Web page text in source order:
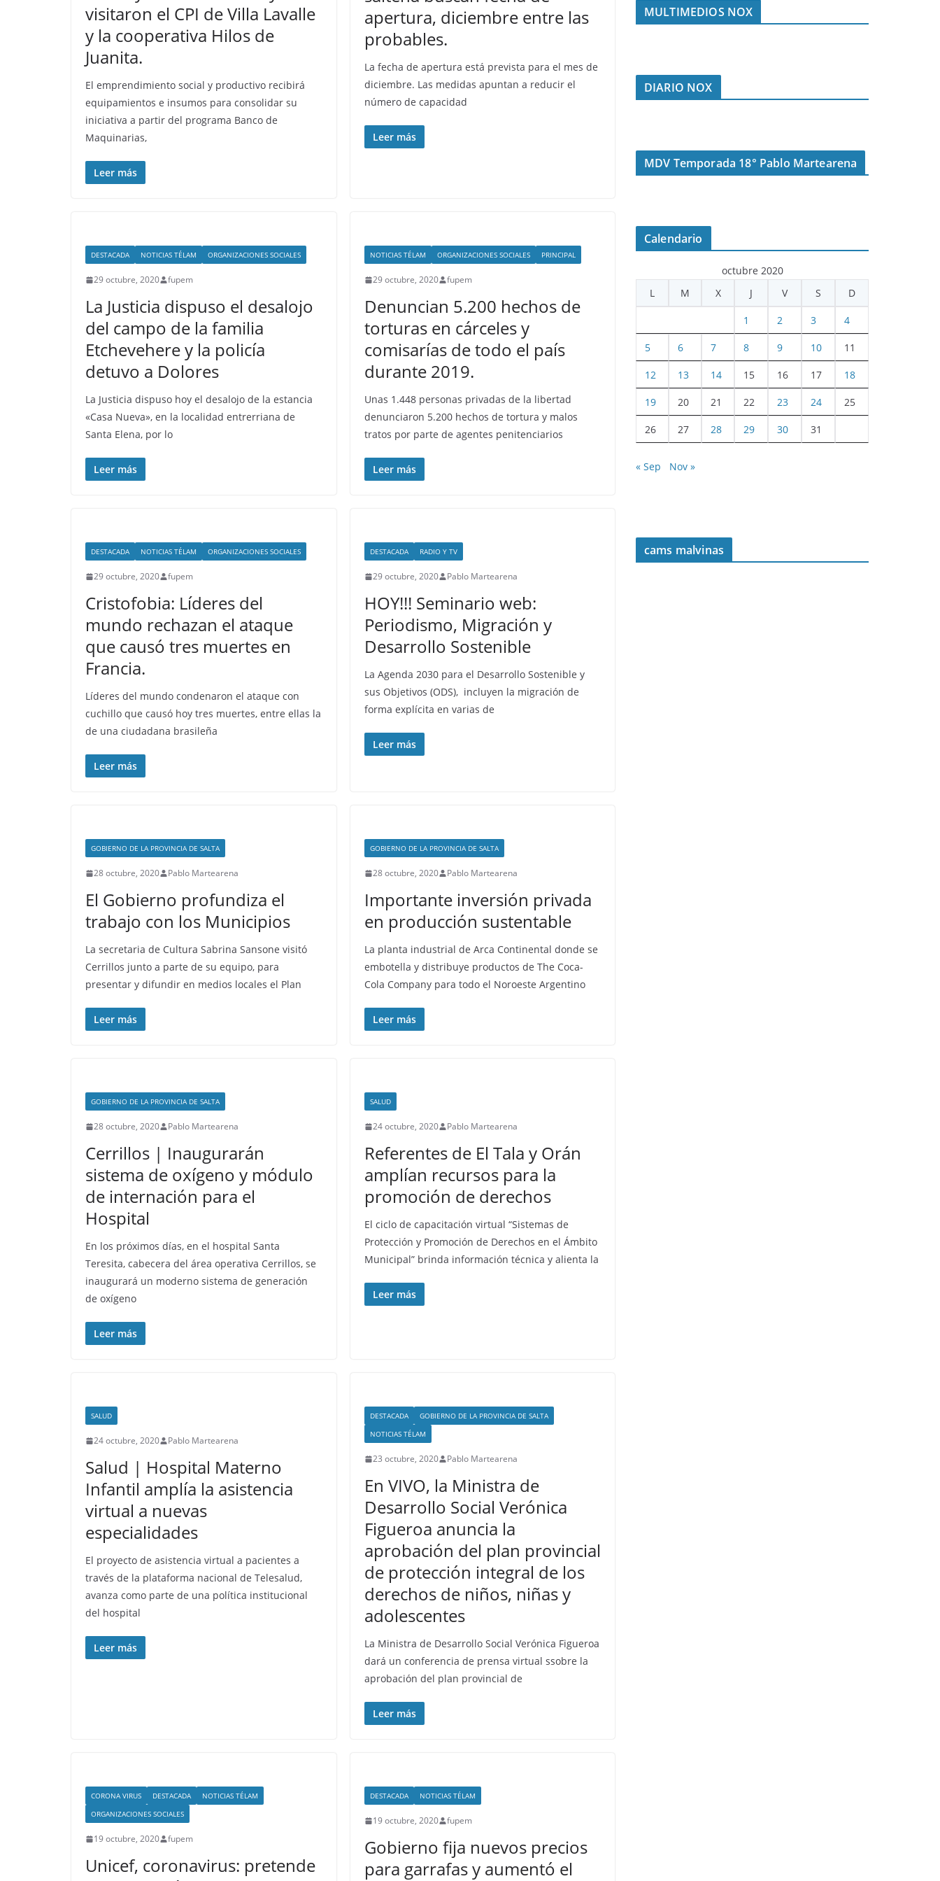
visitaron el CPI de Villa Lavalle
y la cooperativa Hilos de
Juanita.
El emprendimiento social y productivo recibirá
equipamientos e insumos para consolidar su
iniciativa a partir del programa Banco de
Maquinarias,
Leer más
apertura, diciembre entre las
probables.
La fecha de apertura está prevista para el mes de
diciembre. Las medidas apuntan a reducir el
número de capacidad
Leer más
DESTACADA NOTICIAS TÉLAM ORGANIZACIONES SOCIALES
29 octubre, 2020 fupem
La Justicia dispuso el desalojo
del campo de la familia
Etchevehere y la policía
detuvo a Dolores
La Justicia dispuso hoy el desalojo de la estancia
«Casa Nueva», en la localidad entrerriana de
Santa Elena, por lo
Leer más
NOTICIAS TÉLAM ORGANIZACIONES SOCIALES PRINCIPAL
29 octubre, 2020 fupem
Denuncian 5.200 hechos de
torturas en cárceles y
comisarías de todo el país
durante 2019.
Unas 1.448 personas privadas de la libertad
denunciaron 5.200 hechos de tortura y malos
tratos por parte de agentes penitenciarios
Leer más
DESTACADA NOTICIAS TÉLAM ORGANIZACIONES SOCIALES
29 octubre, 2020 fupem
Cristofobia: Líderes del
mundo rechazan el ataque
que causó tres muertes en
Francia.
Líderes del mundo condenaron el ataque con
cuchillo que causó hoy tres muertes, entre ellas la
de una ciudadana brasileña
Leer más
DESTACADA RADIO Y TV
29 octubre, 2020 Pablo Martearena
HOY!!! Seminario web:
Periodismo, Migración y
Desarrollo Sostenible
La Agenda 2030 para el Desarrollo Sostenible y
sus Objetivos (ODS), incluyen la migración de
forma explícita en varias de
Leer más
GOBIERNO DE LA PROVINCIA DE SALTA
28 octubre, 2020 Pablo Martearena
El Gobierno profundiza el
trabajo con los Municipios
La secretaria de Cultura Sabrina Sansone visitó
Cerrillos junto a parte de su equipo, para
presentar y difundir en medios locales el Plan
Leer más
GOBIERNO DE LA PROVINCIA DE SALTA
28 octubre, 2020 Pablo Martearena
Importante inversión privada
en producción sustentable
La planta industrial de Arca Continental donde se
embotella y distribuye productos de The Coca-
Cola Company para todo el Noroeste Argentino
Leer más
GOBIERNO DE LA PROVINCIA DE SALTA
28 octubre, 2020 Pablo Martearena
Cerrillos | Inaugurarán
sistema de oxígeno y módulo
de internación para el
Hospital
En los próximos días, en el hospital Santa
Teresita, cabecera del área operativa Cerrillos, se
inaugurará un moderno sistema de generación
de oxígeno
Leer más
SALUD
24 octubre, 2020 Pablo Martearena
Referentes de El Tala y Orán
amplían recursos para la
promoción de derechos
El ciclo de capacitación virtual “Sistemas de
Protección y Promoción de Derechos en el Ámbito
Municipal” brinda información técnica y alienta la
Leer más
SALUD
24 octubre, 2020 Pablo Martearena
Salud | Hospital Materno
Infantil amplía la asistencia
virtual a nuevas
especialidades
El proyecto de asistencia virtual a pacientes a
través de la plataforma nacional de Telesalud,
avanza como parte de una política institucional
del hospital
Leer más
DESTACADA
GOBIERNO DE LA PROVINCIA DE SALTA
NOTICIAS TÉLAM
23 octubre, 2020 Pablo Martearena
En VIVO, la Ministra de
Desarrollo Social Verónica
Figueroa anuncia la
aprobación del plan provincial
de protección integral de los
derechos de niños, niñas y
adolescentes
La Ministra de Desarrollo Social Verónica Figueroa
dará un conferencia de prensa virtual ssobre la
aprobación del plan provincial de
Leer más
CORONA VIRUS DESTACADA
NOTICIAS TÉLAM
ORGANIZACIONES SOCIALES
19 octubre, 2020 fupem
Unicef, coronavirus: pretende
DESTACADA NOTICIAS TÉLAM
19 octubre, 2020 fupem
Gobierno fija nuevos precios
para garrafas y aumentó el
MULTIMEDIOS NOX
DIARIO NOX
MDV Temporada 18° Pablo Martearena
Calendario
octubre 2020
L
M X J V S D
1 2 3 4
5 6 7 8 9 10 11
12 13 14 15 16 17 18
19 20 21 22 23 24 25
26 27 28 29 30 31
« Sep Nov »
cams malvinas